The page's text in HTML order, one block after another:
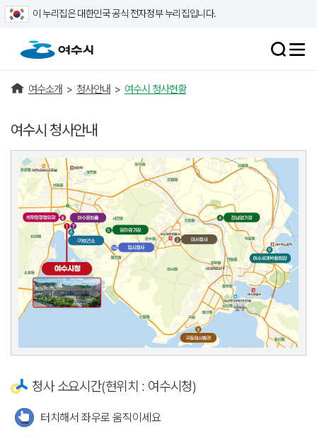
이 누리집은 대한민국 공식 전자정부 누리집입니다.
여수소개 > 청사안내 > 여수시 청사현황
여수시 청사안내
청사 소요시간(현위치 : 여수시청)
터치해서 좌우로 움직이세요